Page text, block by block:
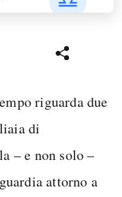
riguarda due
di
– e non solo –
attorno a